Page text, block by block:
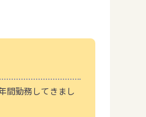
間勤務してきまし